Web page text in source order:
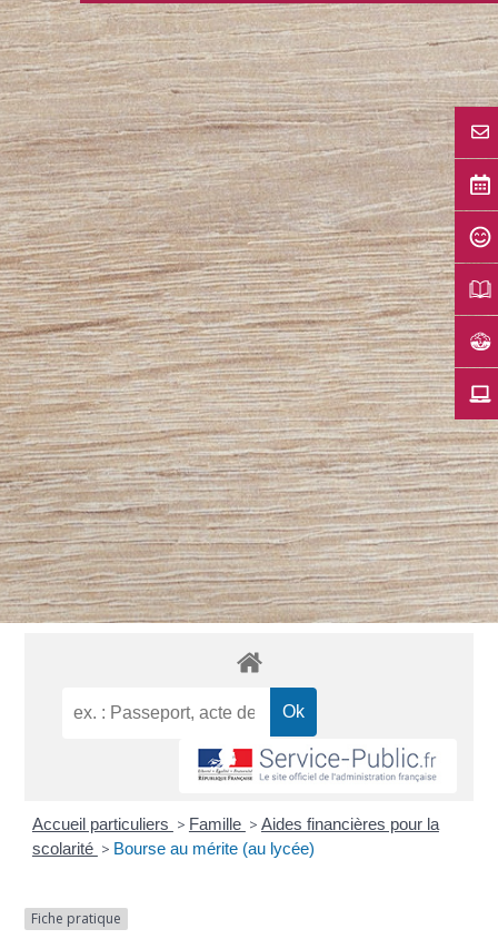
Accueil particuliers > Famille > Aides financières pour la
scolarité > Bourse au mérite (au lycée)
Fiche pratique